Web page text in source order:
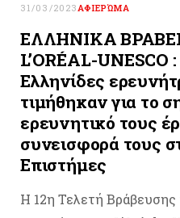
ΑΦΙΕΡΏΜΑ
31/03/2023
ΕΛΛΗΝΙΚΑ
L’ORÉAL-UNESCO
Ελληνίδες
τιμήθηκαν για το
ερευνητικό τους
συνεισφορά τους
Επιστήμες
Η 12η Τελετή Βράβευσης